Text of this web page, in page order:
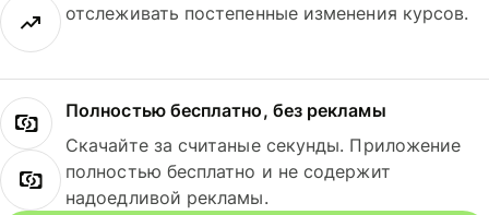
отслеживать постепенные изменения курсов.
Полностью бесплатно, без рекламы
Скачайте за считаные секунды. Приложение
полностью бесплатно и не содержит
надоедливой рекламы.